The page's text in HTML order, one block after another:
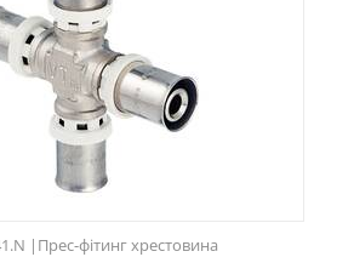
|Прес-фітинг хрестовина